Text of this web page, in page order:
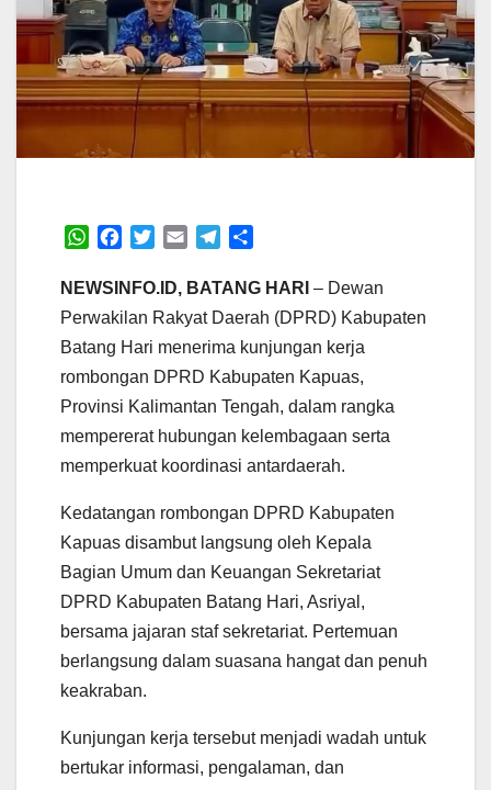
W
a
A
p
p
c
e
o
o
k
i
t
e
r
a
l
l
e
r
a
m
a
NEWSINFO.ID, BATANG HARI – Dewan
Perwakilan Rakyat Daerah (DPRD) Kabupaten
Batang Hari menerima kunjungan kerja
rombongan DPRD Kabupaten Kapuas,
Provinsi Kalimantan Tengah, dalam rangka
mempererat hubungan kelembagaan serta
memperkuat koordinasi antardaerah.
Kedatangan rombongan DPRD Kabupaten
Kapuas disambut langsung oleh Kepala
Bagian Umum dan Keuangan Sekretariat
DPRD Kabupaten Batang Hari, Asriyal,
bersama jajaran staf sekretariat. Pertemuan
berlangsung dalam suasana hangat dan penuh
keakraban.
Kunjungan kerja tersebut menjadi wadah untuk
bertukar informasi, pengalaman, dan